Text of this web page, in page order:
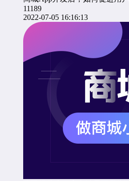
11189
2022-07-05 16:16:13